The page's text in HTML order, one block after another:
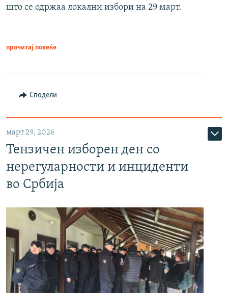
што се одржаа локални избори на 29 март.
прочитај повеќе
Сподели
март 29, 2026
Тензичен изборен ден со
нерегуларности и инциденти
во Србија